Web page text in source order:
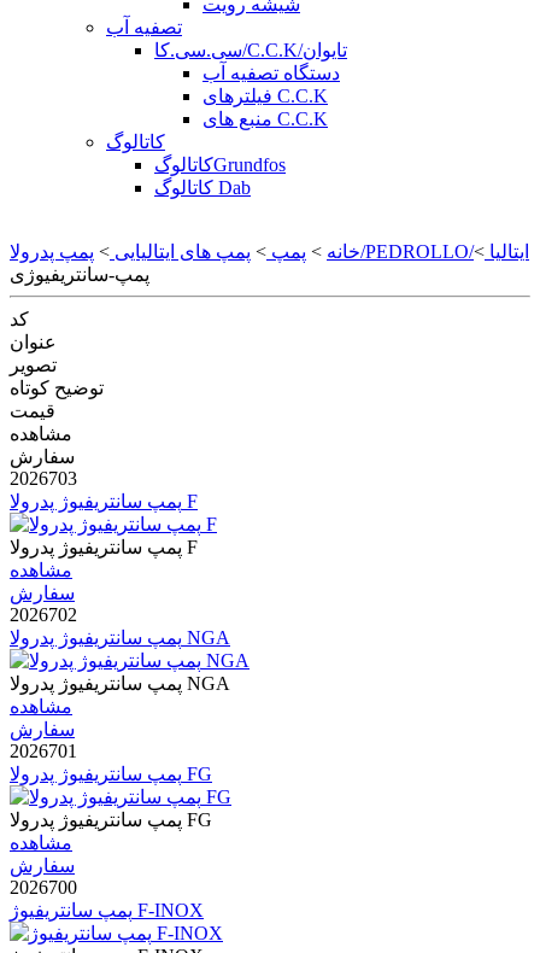
تصفیه آب
سی.سی.کا/C.C.K/تایوان
دستگاه تصفیه آب
فیلترهای C.C.K
منبع های C.C.K
کاتالوگ
کاتالوگGrundfos
کاتالوگ Dab
خانه > پمپ > پمپ های ایتالیایی > پمپ پدرولا/PEDROLLO/ایتالیا >
پمپ-سانتریفیوژی
کد
عنوان
تصویر
توضیح کوتاه
قیمت
مشاهده
سفارش
2026703
پمپ سانتریفیوژ پدرولا F
پمپ سانتریفیوژ پدرولا F
مشاهده
سفارش
2026702
پمپ سانتریفیوژ پدرولا NGA
پمپ سانتریفیوژ پدرولا NGA
مشاهده
سفارش
2026701
پمپ سانتریفیوژ پدرولا FG
پمپ سانتریفیوژ پدرولا FG
مشاهده
سفارش
2026700
پمپ سانتریفیوژ F-INOX